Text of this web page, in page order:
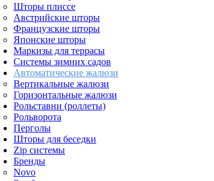
Шторы плиссе
Австрийские шторы
Французские шторы
Японские шторы
Маркизы для террасы
Системы зимних садов
Автоматические жалюзи
Вертикальные жалюзи
Горизонтальные жалюзи
Рольставни (роллеты)
Рольворота
Перголы
Шторы для беседки
Zip системы
Бренды
Novo